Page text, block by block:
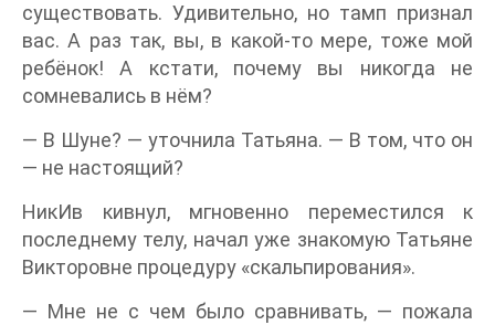
существовать. Удивительно, но тамп признал
вас. А раз так, вы, в какой-то мере, тоже мой
ребёнок! А кстати, почему вы никогда не
сомневались в нём?
— В Шуне? — уточнила Татьяна. — В том, что он
— не настоящий?
НикИв кивнул, мгновенно переместился к
последнему телу, начал уже знакомую Татьяне
Викторовне процедуру «скальпирования».
— Мне не с чем было сравнивать, — пожала